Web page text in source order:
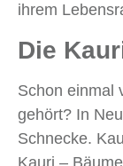
ihrem
Die
Schon einmal
gehört? In
Schnecke.